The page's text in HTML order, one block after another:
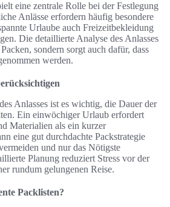
eine zentrale Rolle bei der Festlegung
Anlässe erfordern häufig besondere
Urlaube auch Freizeitbekleidung
Die detaillierte Analyse des Anlasses
sondern sorgt auch dafür, dass
werden.
Anlasses ist es wichtig, die Dauer der
Ein einwöchiger Urlaub erfordert
Materialien als ein kurzer
eine gut durchdachte Packstrategie
und nur das Nötigste
Planung reduziert Stress vor der
rundum gelungenen Reise.
Packlisten?